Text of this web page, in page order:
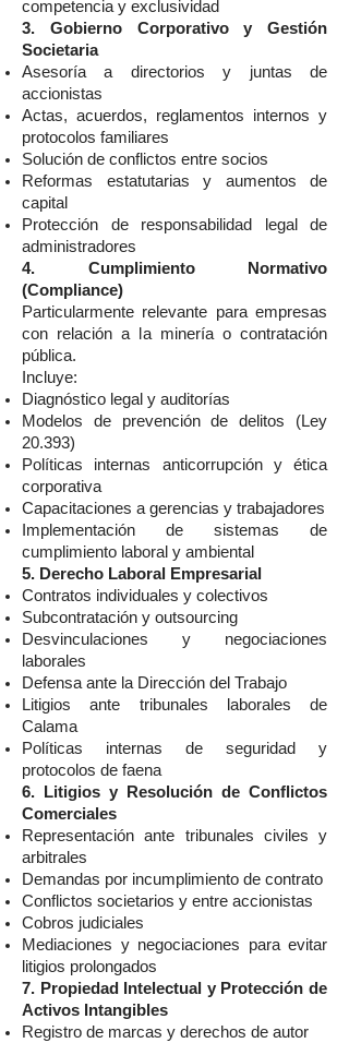
competencia y exclusividad
3. Gobierno Corporativo y Gestión
Societaria
Asesoría a directorios y juntas de
accionistas
Actas, acuerdos, reglamentos internos y
protocolos familiares
Solución de conflictos entre socios
Reformas estatutarias y aumentos de
capital
Protección de responsabilidad legal de
administradores
4. Cumplimiento Normativo
(Compliance)
Particularmente relevante para empresas
con relación a la minería o contratación
pública.
Incluye:
Diagnóstico legal y auditorías
Modelos de prevención de delitos (Ley
20.393)
Políticas internas anticorrupción y ética
corporativa
Capacitaciones a gerencias y trabajadores
Implementación de sistemas de
cumplimiento laboral y ambiental
5. Derecho Laboral Empresarial
Contratos individuales y colectivos
Subcontratación y outsourcing
Desvinculaciones y negociaciones
laborales
Defensa ante la Dirección del Trabajo
Litigios ante tribunales laborales de
Calama
Políticas internas de seguridad y
protocolos de faena
6. Litigios y Resolución de Conflictos
Comerciales
Representación ante tribunales civiles y
arbitrales
Demandas por incumplimiento de contrato
Conflictos societarios y entre accionistas
Cobros judiciales
Mediaciones y negociaciones para evitar
litigios prolongados
7. Propiedad Intelectual y Protección de
Activos Intangibles
Registro de marcas y derechos de autor